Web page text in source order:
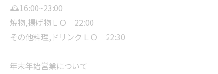
🕰️16:00~23:00
焼物,揚げ物ＬＯ 22:00
その他料理,ドリンクＬＯ 22:30
年末年始営業について